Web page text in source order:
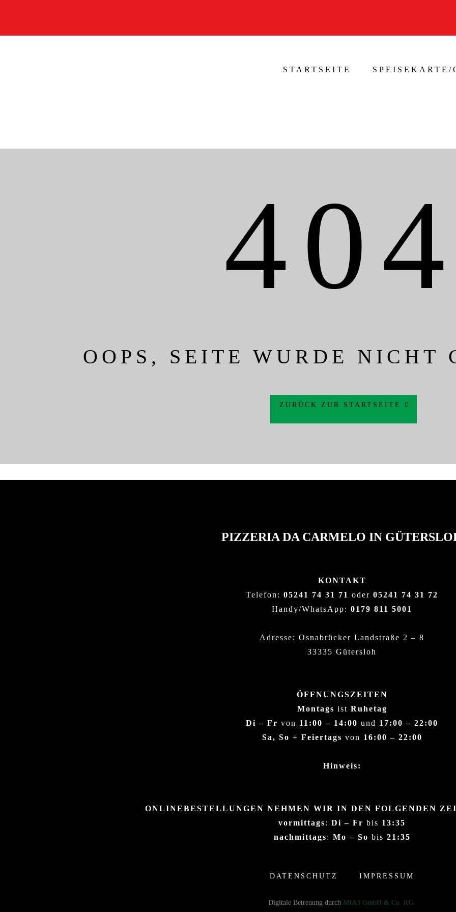
STARTSEITE
OOPS, SEITE WURDE NICHT
ZURÜCK ZUR STARTSEITE
PIZZERIA DA CARMELO IN
KONTAKT
Telefon: 05241 74 31 71 oder 05241 74 31 72
Handy/WhatsApp: 0179 811 5001
Adresse: Osnabrücker Landstraße 2 – 8
33335 Gütersloh
ÖFFNUNGSZEITEN
Montags ist Ruhetag
Di – Fr von 11:00 – 14:00 und 17:00 – 22:00
Sa, So + Feiertags von 16:00 – 22:00
Hinweis:
ONLINEBESTELLUNGEN NEHMEN WIR IN DEN FOLGENDEN
vormittags: Di – Fr bis 13:35
nachmittags: Mo – So bis 21:35
DATENSCHUTZ IMPRESSUM
Digitale Betreuung durch MIA3 GmbH & Co. KG.